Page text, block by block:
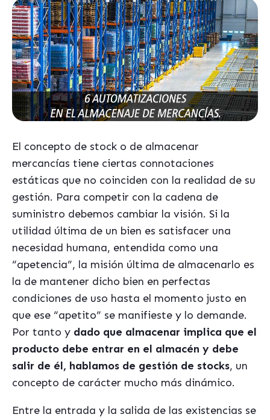
El concepto de stock o de almacenar
mercancías tiene ciertas connotaciones
estáticas que no coinciden con la realidad de su
gestión. Para competir con la cadena de
suministro debemos cambiar la visión. Si la
utilidad última de un bien es satisfacer una
necesidad humana, entendida como una
“apetencia”, la misión última de almacenarlo es
la de mantener dicho bien en perfectas
condiciones de uso hasta el momento justo en
que ese “apetito” se manifieste y lo demande.
Por tanto y dado que almacenar implica que el
producto debe entrar en el almacén y debe
salir de él, hablamos de gestión de stocks, un
concepto de carácter mucho más dinámico.
Entre la entrada y la salida de las existencias se